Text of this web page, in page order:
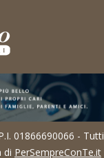
01866690066 - Tutti
di PerSempreConTe.it